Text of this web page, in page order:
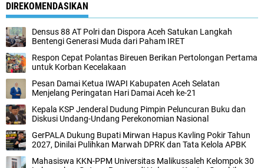
DIREKOMENDASIKAN
Densus 88 AT Polri dan Dispora Aceh Satukan Langkah
Bentengi Generasi Muda dari Paham IRET
Respon Cepat Polantas Bireuen Berikan Pertolongan Pertama
untuk Korban Kecelakaan
‎Pesan Damai Ketua IWAPI Kabupaten Aceh Selatan
Menjelang Peringatan Hari Damai Aceh ke-21
Kepala KSP Jenderal Dudung Pimpin Peluncuran Buku dan
Diskusi Undang-Undang Perekonomian Nasional
GerPALA Dukung Bupati Mirwan Hapus Kavling Pokir Tahun
2027, Dinilai Pulihkan Marwah DPRK dan Tata Kelola APBK
Mahasiswa KKN-PPM Universitas Malikussaleh Kelompok 30